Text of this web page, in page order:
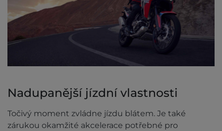
Nadupanější jízdní vlastnosti
Točivý moment zvládne jízdu blátem. Je také
zárukou okamžité akcelerace potřebné pro